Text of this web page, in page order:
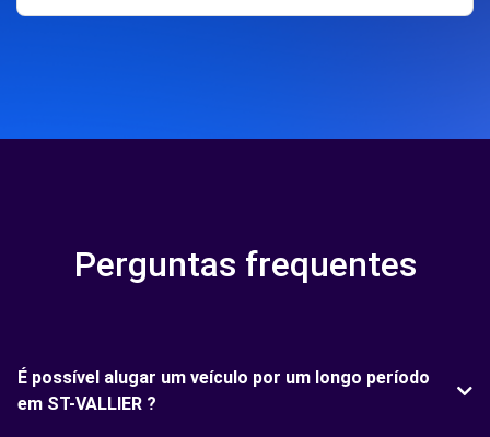
Perguntas frequentes
É possível alugar um veículo por um longo período
em ST-VALLIER ?